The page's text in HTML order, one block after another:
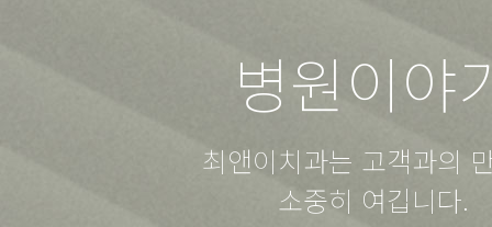
병원이야
최앤이치과는 고객과의
소중히 여깁니다.